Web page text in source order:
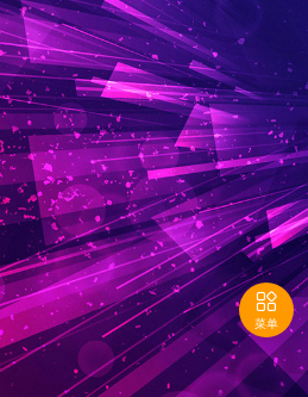

菜单